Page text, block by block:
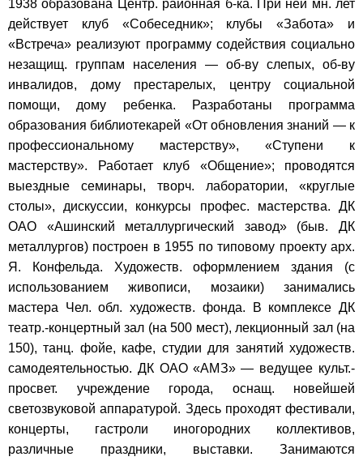
1938 образована Центр. районная б-ка. При ней мн. лет
действует клуб «Собеседник»; клубы «Забота» и
«Встреча» реализуют программу содействия социально
незащищ. группам населения — об-ву слепых, об-ву
инвалидов, дому престарелых, центру социальной
помощи, дому ребенка. Разработаны программа
образования библиотекарей «От обновления знаний — к
профессиональному мастерству», «Ступени к
мастерству». Работает клуб «Общение»; проводятся
выездные семинары, творч. лаборатории, «круглые
столы», дискуссии, конкурсы профес. мастерства. ДК
ОАО «Ашинский металлургический завод» (быв. ДК
металлургов) построен в 1955 по типовому проекту арх.
Я. Конфельда. Художеств. оформлением здания (с
использованием живописи, мозаики) занимались
мастера Чел. обл. художеств. фонда. В комплексе ДК
театр.-концертный зал (на 500 мест), лекционный зал (на
150), танц. фойе, кафе, студии для занятий художеств.
самодеятельностью. ДК ОАО «АМЗ» — ведущее культ.-
просвет. учреждение города, оснащ. новейшей
светозвуковой аппаратурой. Здесь проходят фестивали,
концерты, гастроли иногородних коллективов,
различные праздники, выставки. Занимаются